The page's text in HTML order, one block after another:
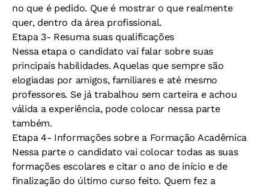
no que é pedido. Que é mostrar o que realmente
quer, dentro da área profissional.
Etapa 3- Resuma suas qualificações
Nessa etapa o candidato vai falar sobre suas
principais habilidades. Aquelas que sempre são
elogiadas por amigos, familiares e até mesmo
professores. Se já trabalhou sem carteira e achou
válida a experiência, pode colocar nessa parte
também.
Etapa 4- Informações sobre a Formação Acadêmica
Nessa parte o candidato vai colocar todas as suas
formações escolares e citar o ano de início e de
finalização do último curso feito. Quem fez a